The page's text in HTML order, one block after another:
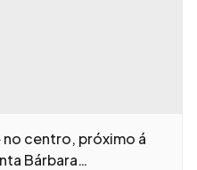
no centro, próximo á
Bárbara